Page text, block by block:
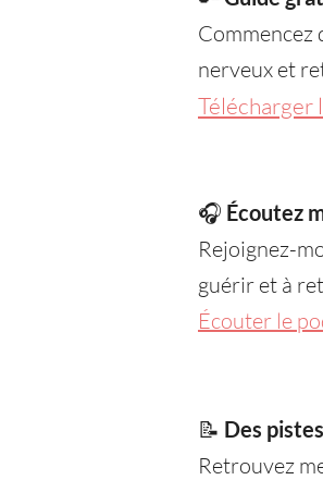
Commencez
nerveux et
Télécharger
🎧 Écoutez
Rejoignez-
guérir et à
Écouter le
📝 Des
Retrouvez